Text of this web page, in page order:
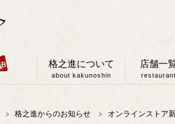
格之進について
about kakunoshin
店舗一
restaurant
格之進からのお知らせ オンラインストア